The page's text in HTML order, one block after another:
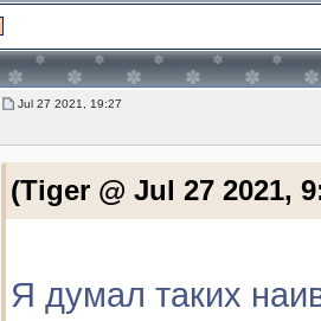
Jul 27 2021, 19:27
(Tiger @ Jul 27 2021,
Я думал таких